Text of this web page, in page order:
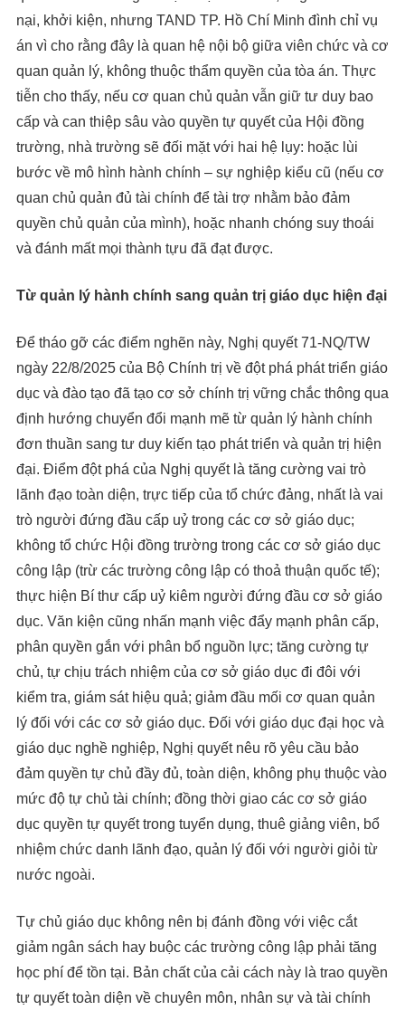
nại, khởi kiện, nhưng TAND TP. Hồ Chí Minh đình chỉ vụ
án vì cho rằng đây là quan hệ nội bộ giữa viên chức và cơ
quan quản lý, không thuộc thẩm quyền của tòa án. Thực
tiễn cho thấy, nếu cơ quan chủ quản vẫn giữ tư duy bao
cấp và can thiệp sâu vào quyền tự quyết của Hội đồng
trường, nhà trường sẽ đối mặt với hai hệ lụy: hoặc lùi
bước về mô hình hành chính – sự nghiệp kiểu cũ (nếu cơ
quan chủ quản đủ tài chính để tài trợ nhằm bảo đảm
quyền chủ quản của mình), hoặc nhanh chóng suy thoái
và đánh mất mọi thành tựu đã đạt được.
Từ quản lý hành chính sang quản trị giáo dục hiện đại
Để tháo gỡ các điểm nghẽn này, Nghị quyết 71-NQ/TW
ngày 22/8/2025 của Bộ Chính trị về đột phá phát triển giáo
dục và đào tạo đã tạo cơ sở chính trị vững chắc thông qua
định hướng chuyển đổi mạnh mẽ từ quản lý hành chính
đơn thuần sang tư duy kiến tạo phát triển và quản trị hiện
đại. Điểm đột phá của Nghị quyết là tăng cường vai trò
lãnh đạo toàn diện, trực tiếp của tổ chức đảng, nhất là vai
trò người đứng đầu cấp uỷ trong các cơ sở giáo dục;
không tổ chức Hội đồng trường trong các cơ sở giáo dục
công lập (trừ các trường công lập có thoả thuận quốc tế);
thực hiện Bí thư cấp uỷ kiêm người đứng đầu cơ sở giáo
dục. Văn kiện cũng nhấn mạnh việc đẩy mạnh phân cấp,
phân quyền gắn với phân bổ nguồn lực; tăng cường tự
chủ, tự chịu trách nhiệm của cơ sở giáo dục đi đôi với
kiểm tra, giám sát hiệu quả; giảm đầu mối cơ quan quản
lý đối với các cơ sở giáo dục. Đối với giáo dục đại học và
giáo dục nghề nghiệp, Nghị quyết nêu rõ yêu cầu bảo
đảm quyền tự chủ đầy đủ, toàn diện, không phụ thuộc vào
mức độ tự chủ tài chính; đồng thời giao các cơ sở giáo
dục quyền tự quyết trong tuyển dụng, thuê giảng viên, bổ
nhiệm chức danh lãnh đạo, quản lý đối với người giỏi từ
nước ngoài.
Tự chủ giáo dục không nên bị đánh đồng với việc cắt
giảm ngân sách hay buộc các trường công lập phải tăng
học phí để tồn tại. Bản chất của cải cách này là trao quyền
tự quyết toàn diện về chuyên môn, nhân sự và tài chính